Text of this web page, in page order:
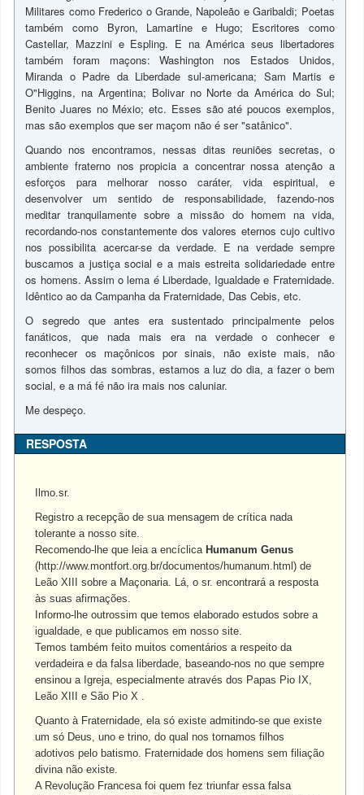
Militares como Frederico o Grande, Napoleão e Garibaldi; Poetas
também como Byron, Lamartine e Hugo; Escritores como
Castellar, Mazzini e Espling. E na América seus libertadores
também foram maçons: Washington nos Estados Unidos,
Miranda o Padre da Liberdade sul-americana; Sam Martis e
O"Higgins, na Argentina; Bolivar no Norte da América do Sul;
Benito Juares no Méxio; etc. Esses são até poucos exemplos,
mas são exemplos que ser maçom não é ser "satânico".
Quando nos encontramos, nessas ditas reuniões secretas, o
ambiente fraterno nos propicia a concentrar nossa atenção a
esforços para melhorar nosso caráter, vida espiritual, e
desenvolver um sentido de responsabilidade, fazendo-nos
meditar tranquilamente sobre a missão do homem na vida,
recordando-nos constantemente dos valores eternos cujo cultivo
nos possibilita acercar-se da verdade. E na verdade sempre
buscamos a justiça social e a mais estreita solidariedade entre
os homens. Assim o lema é Liberdade, Igualdade e Fraternidade.
Idêntico ao da Campanha da Fraternidade, Das Cebis, etc.
O segredo que antes era sustentado principalmente pelos
fanáticos, que nada mais era na verdade o conhecer e
reconhecer os maçônicos por sinais, não existe mais, não
somos filhos das sombras, estamos a luz do dia, a fazer o bem
social, e a má fé não ira mais nos caluniar.
Me despeço.
RESPOSTA
Ilmo.sr.
Registro a recepção de sua mensagem de crítica nada
tolerante a nosso site.
Recomendo-lhe que leia a encíclica Humanum Genus
(http://www.montfort.org.br/documentos/humanum.html) de
Leão XIII sobre a Maçonaria. Lá, o sr. encontrará a resposta
às suas afirmações.
Informo-lhe outrossim que temos elaborado estudos sobre a
igualdade, e que publicamos em nosso site.
Temos também feito muitos comentários a respeito da
verdadeira e da falsa liberdade, baseando-nos no que sempre
ensinou a Igreja, especialmente através dos Papas Pio IX,
Leão XIII e São Pio X .
Quanto à Fraternidade, ela só existe admitindo-se que existe
um só Deus, uno e trino, do qual nos tornamos filhos
adotivos pelo batismo. Fraternidade dos homens sem filiação
divina não existe.
A Revolução Francesa foi quem fez triunfar essa falsa